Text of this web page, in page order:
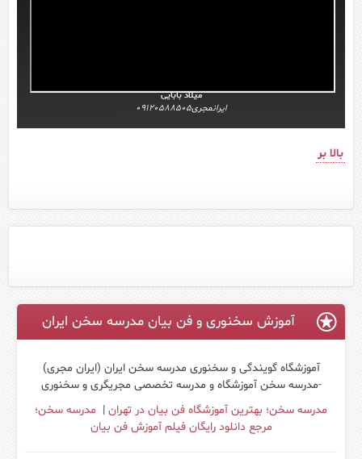
میلاد بابایی
ایرانمجری09120588505
بالا بر
آموزش سخنوری و فن بیان مدرسه سخن ایران
آموزشگاه گویندگی و سخنوری مدرسه سخن ایران (ایران مجری)
-مدرسه سخن آموزشگاه و مدرسه تخصصی مجریگری و سخنوری
مدرسه سخن؛ بهترین آموزشگاه فن بیان در تهران | مدرسه سخن؛
مرجع دانلود رایگان فیلم آموزش فن بیان